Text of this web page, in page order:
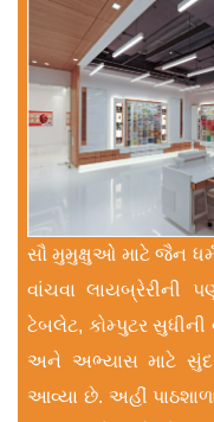
સૌ મુમુક્ષુઓ માટે જૈન
વાંચવા લાયબ્રેરીની
ટેબલેટ, કોમ્પુટર
અને અભ્યાસ માટે સુંદર
આવ્યા છે. અહીં